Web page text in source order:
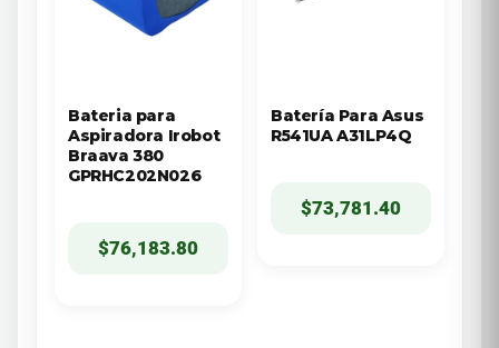
Bateria para
Aspiradora Irobot
Braava 380
GPRHC202N026
$76,183.80
Batería Para Asus
R541UA A31LP4Q
$73,781.40